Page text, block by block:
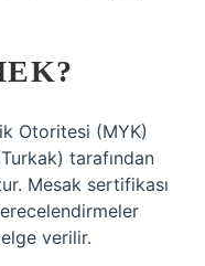
Otoritesi (MYK)
tarafından
Mesak sertifikası
verilir.